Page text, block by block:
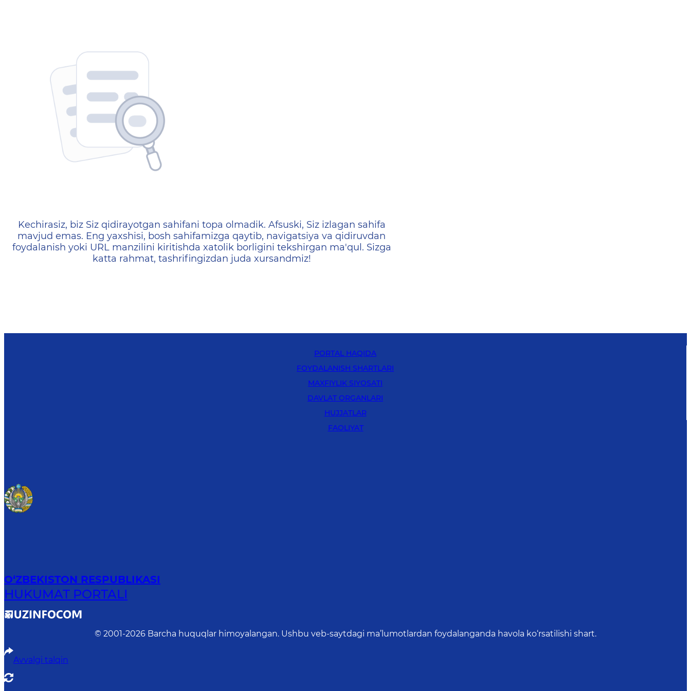
404 — Страница не найдена
Kechirasiz, biz Siz qidirayotgan sahifani topa olmadik. Afsuski, Siz izlagan sahifa
mavjud emas. Eng yaxshisi, bosh sahifamizga qaytib, navigatsiya va qidiruvdan
foydalanish yoki URL manzilini kiritishda xatolik borligini tekshirgan ma'qul. Sizga
katta rahmat, tashrifingizdan juda xursandmiz!
PORTAL HAQIDA
FOYDALANISH SHARTLARI
MAXFIYLIK SIYOSATI
DAVLAT ORGANLARI
HUJJATLAR
FAOLIYAT
O‘ZBEKISTON RESPUBLIKASI
HUKUMAT PORTALI
© 2001-2026 Barcha huquqlar himoyalangan. Ushbu veb-saytdagi ma’lumotlardan foydalanganda havola ko‘rsatilishi shart.
Avvalgi talqin